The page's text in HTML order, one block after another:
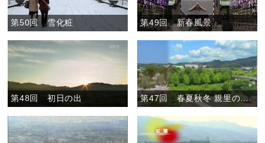
第50回 雪化粧 第49回 新春風景
第48回 初日の出 第47回 春夏秋冬 親里の一年